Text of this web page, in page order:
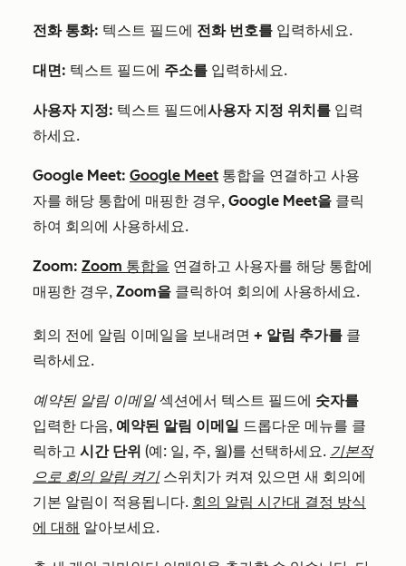
전화 통화: 텍스트 필드에 전화 번호를 입력하세요.
대면: 텍스트 필드에 주소를 입력하세요.
사용자 지정: 텍스트 필드에사용자 지정 위치를 입력
하세요.
Google Meet: Google Meet 통합을 연결하고 사용
자를 해당 통합에 매핑한 경우, Google Meet을 클릭
하여 회의에 사용하세요.
Zoom: Zoom 통합을 연결하고 사용자를 해당 통합에
매핑한 경우, Zoom을 클릭하여 회의에 사용하세요.
회의 전에 알림 이메일을 보내려면 + 알림 추가를 클
릭하세요.
예약된 알림 이메일섹션에서 텍스트 필드에 숫자를
입력한 다음, 예약된 알림 이메일 드롭다운 메뉴를 클
릭하고 시간 단위 (예: 일, 주, 월)를 선택하세요. 기본적
으로 회의 알림 켜기스위치가 켜져 있으면 새 회의에
기본 알림이 적용됩니다. 회의 알림 시간대 결정 방식
에 대해 알아보세요.